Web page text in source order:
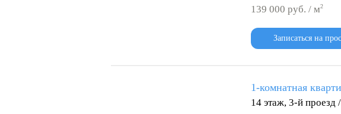
139 000 руб. / м2
Записаться на
1-комнатная
14 этаж, 3-й проезд